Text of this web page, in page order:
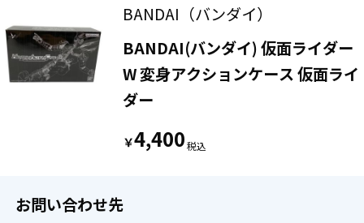
BANDAI（バンダイ）
BANDAI(バンダイ) 仮面ライダー
W 変身アクションケース 仮面ライ
ダー
￥4,400
お問い合わせ先